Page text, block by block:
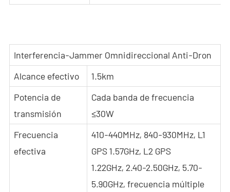
Interferencia-Jammer Omnidireccional Anti-Dron
Alcance efectivo
1.5km
Potencia de
transmisión
Cada banda de frecuencia
≤30W
Frecuencia
efectiva
410-440MHz, 840-930MHz, L1
GPS 1.57GHz, L2 GPS
1.22GHz, 2.40-2.50GHz, 5.70-
5.90GHz, frecuencia múltiple